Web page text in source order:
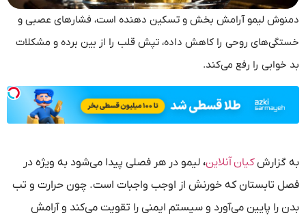
دمنوش لیمو آرامش بخش و تسکین دهنده است، فشار‌های عصبی و
خستگی‌های روحی را کاهش داده، تپش قلب را از بین برده و مشکلات
بد خوابی را رفع می‌کند.
به گزارشکیان آنلاین، لیمو در هر فصلی پیدا می‌شود به ویژه در
فصل تابستان که خورنش از اوجب واجبات است. چون حرارت و تب
بدن را پایین می‌آورد و سیستم ایمنی را تقویت می‌کند و آرامش